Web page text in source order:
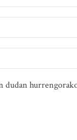
dudan